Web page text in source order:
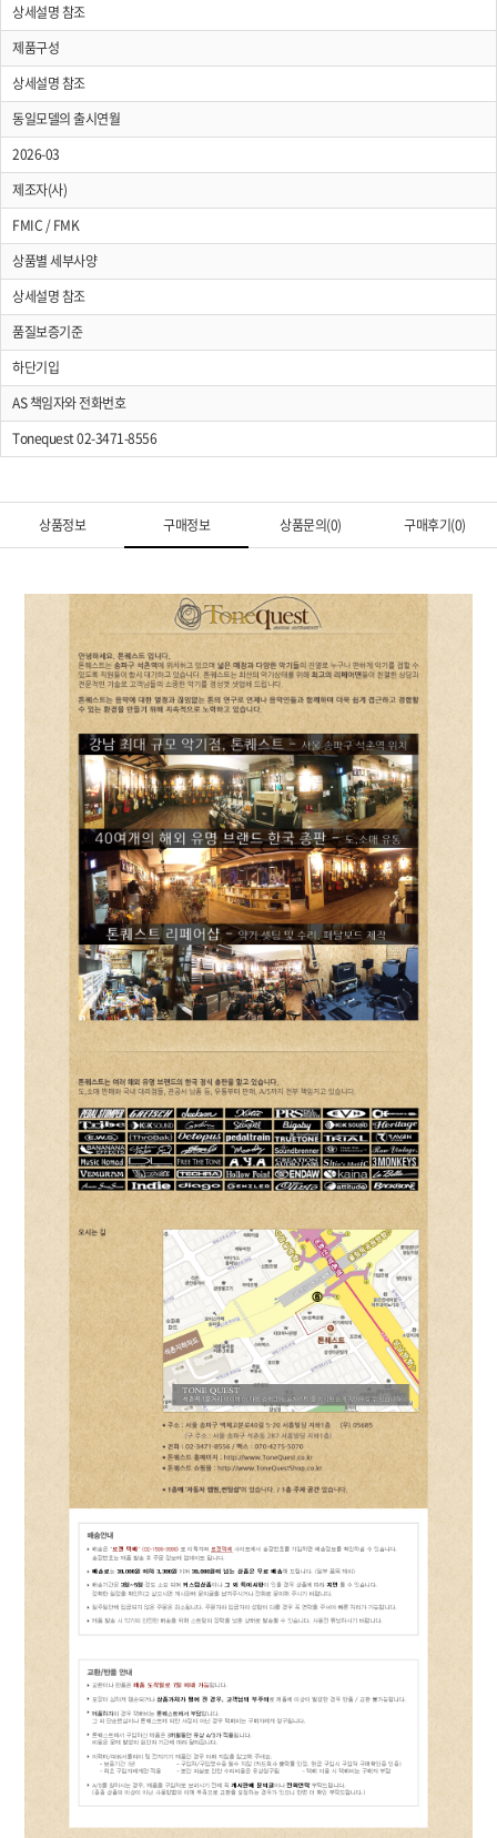
상세설명 참조
제품구성
상세설명 참조
동일모델의 출시연월
2026-03
제조자(사)
FMIC / FMK
상품별 세부사양
상세설명 참조
품질보증기준
하단기입
AS 책임자와 전화번호
Tonequest 02-3471-8556
상품정보 구매정보 상품문의(0) 구매후기(0)